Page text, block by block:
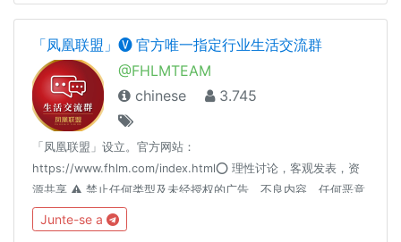
群： @Server699分享沉淀： @theguideoftelegram
「凤凰联盟」🅥 官方唯一指定行业生活交流群
@FHLMTEAM
chinese
3.745
「凤凰联盟」设立。官方网站：
https://www.fhlm.com/index.html⭕️ 理性讨论，客观发表，资
源共享 ⚠️ 禁止任何类型及未经授权的广告、不良内容、任何恶意
行为、调戏群内 BOT 指令 ♻️ 凤凰联盟帮您把手上每位客户资源
变现，鼠年赚大钱，详情请洽联盟人员 同场推荐：👍👍👍群组引
Junte-se a